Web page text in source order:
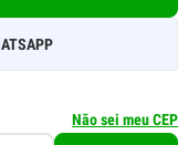
Não sei meu CEP